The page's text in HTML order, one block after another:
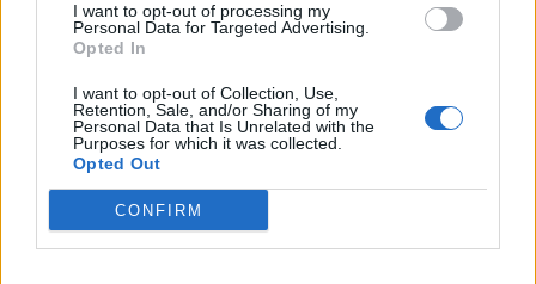
I want to opt-out of processing my
Personal Data for Targeted Advertising.
Opted In
I want to opt-out of Collection, Use,
Retention, Sale, and/or Sharing of my
Personal Data that Is Unrelated with the
Purposes for which it was collected.
Opted Out
CONFIRM